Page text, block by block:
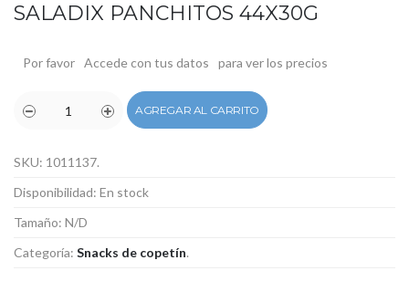
SALADIX PANCHITOS 44X30G
Por favor Accede con tus datos para ver los precios
AGREGAR AL CARRITO
SKU: 1011137.
Disponibilidad: En stock
Tamaño: N/D
Categoría: Snacks de copetín.